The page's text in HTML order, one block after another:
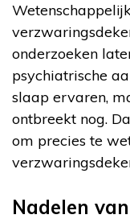
onderzoeken
psychiatrische
slaap ervaren,
ontbreekt nog.
om precies te
Nadelen